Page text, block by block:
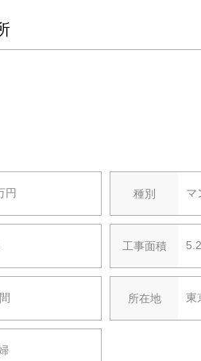
円 種別 マ
工事面積
所在地 東